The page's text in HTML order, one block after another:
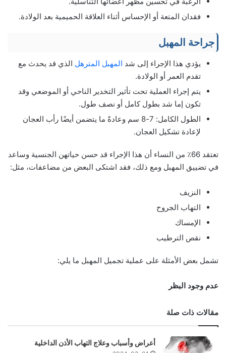
فقدان المتعة أو الإحساس أثناء العلاقة الحميمية بعد الولادة.
جراحة المهبل
يؤدي هذا الإجراء إلى شد المهبل المترهل الذي قد يحدث مع
تقدم العمر أو الولادة.
يتم إجراء العملية تحت تأثير التخدير الناحي أو الموضعي وقد
تكون إما شد بطول كامل أو نصف طول.
الطول الكامل: 7-8 سم وعادةً ما يتضمن أيضًا رأب العجان
لإعادة تشكيل العجان.
تعتقد 66٪ من النساء أن هذا الإجراء قد حسن حياتهن الجنسية وساعد
في تضييق المهبل ومع ذلك، فقد اشتكى البعض من مضاعفات، مثل:
النزيف
التهاب الجروح
الإمساك
نقص الترطيب
تشمل بعض الأمثلة على عملية تجميل المهبل ما يلي:
عدم وجود البظر
مقالات ذات صلة
أعراض وأسباب وعلاج التهاب الأذن الداخلية